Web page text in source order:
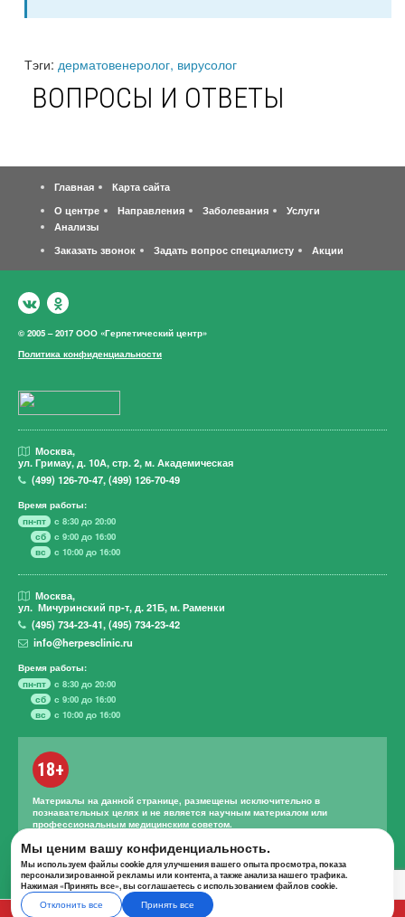
Тэги: дерматовенеролог, вирусолог
ВОПРОСЫ И ОТВЕТЫ
Главная
Карта сайта
О центре
Направления Заболевания
Услуги
Анализы
Заказать звонок
Задать вопрос специалисту Акции
© 2005 – 2017 ООО «Герпетический центр»
Политика конфиденциальности
Москва,
ул. Гримау, д. 10А, стр. 2, м. Академическая
(499)126-70-47,(499)126-70-49
Время работы:
пн-пт
с 8:30 до 20:00
сб
с 9:00 до 16:00
вс
с 10:00 до 16:00
Москва,
ул. Мичуринский пр-т, д. 21Б, м. Раменки
(495)734-23-41,(495)734-23-42
info@herpesclinic.ru
Время работы:
пн-пт
с 8:30 до 20:00
сб
с 9:00 до 16:00
вс
с 10:00 до 16:00
18+
Материалы на данной странице, размещены исключительно в
познавательных целях и не является научным материалом или
профессиональным медицинским советом.
Правильное лечение и назначение лекарственных средств может
проводиться только квалифицированным специалистом с учетом
проведенной диагностики и истории болезни.
Мы ценим вашу конфиденциальность.
Мы используем файлы cookie для улучшения вашего опыта просмотра, показа
персонализированной рекламы или контента, а также анализа нашего трафика.
Нажимая «Принять все», вы соглашаетесь с использованием файлов cookie.
Отклонить все Принять все